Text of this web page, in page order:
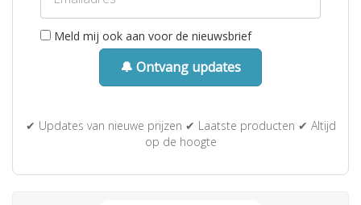
Meld mij ook aan voor de nieuwsbrief
🔔 Ontvang updates
✔ Updates van nieuwe prijzen ✔ Laatste producten ✔ Altijd
op de hoogte